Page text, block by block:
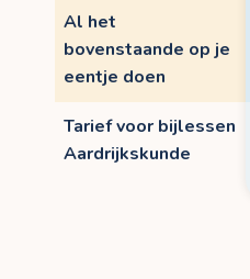
Al het
bovenstaande op je
eentje doen
Tarief voor bijlessen
Aardrijkskunde